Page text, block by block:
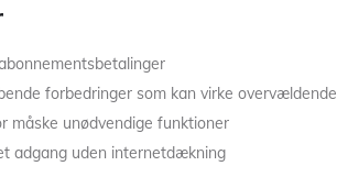
forbedringer som kan virke overvældende
måske unødvendige funktioner
adgang uden internetdækning